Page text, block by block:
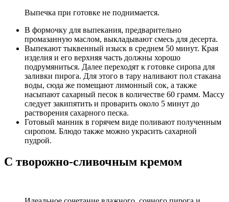
Выпечка при готовке не поднимается.
В формочку для выпекания, предварительно
промазанную маслом, выкладывают смесь для десерта.
Выпекают тыквенный изыск в среднем 50 минут. Края
изделия и его верхняя часть должны хорошо
подрумяниться. Далее переходят к готовке сиропа для
заливки пирога. Для этого в тару наливают пол стакана
воды, сюда же помещают лимонный сок, а также
насыпают сахарный песок в количестве 60 грамм. Массу
следует закипятить и проварить около 5 минут до
растворения сахарного песка.
Готовый манник в горячем виде поливают полученным
сиропом. Блюдо также можно украсить сахарной
пудрой.
С творожно‑сливочным кремом